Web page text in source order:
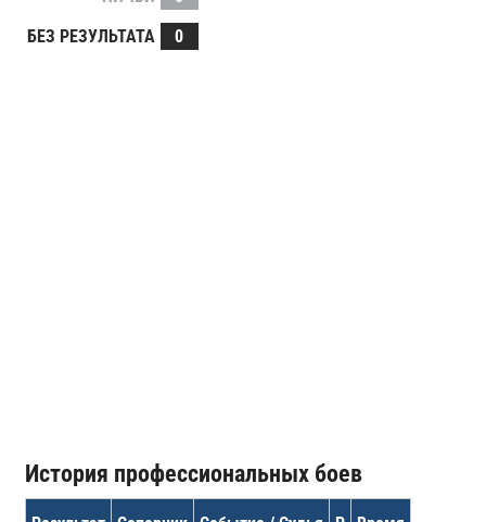
БЕЗ РЕЗУЛЬТАТА
0
История профессиональных боев